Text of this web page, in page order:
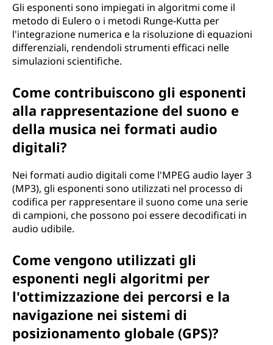
Gli esponenti sono impiegati in algoritmi come il
metodo di Eulero o i metodi Runge-Kutta per
l'integrazione numerica e la risoluzione di equazioni
differenziali, rendendoli strumenti efficaci nelle
simulazioni scientifiche.
Come contribuiscono gli esponenti
alla rappresentazione del suono e
della musica nei formati audio
digitali?
Nei formati audio digitali come l'MPEG audio layer 3
(MP3), gli esponenti sono utilizzati nel processo di
codifica per rappresentare il suono come una serie
di campioni, che possono poi essere decodificati in
audio udibile.
Come vengono utilizzati gli
esponenti negli algoritmi per
l'ottimizzazione dei percorsi e la
navigazione nei sistemi di
posizionamento globale (GPS)?